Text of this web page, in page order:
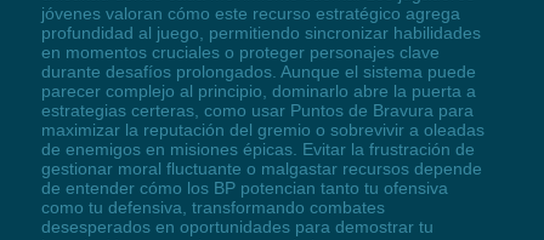
jóvenes valoran cómo este recurso estratégico agrega
profundidad al juego, permitiendo sincronizar habilidades
en momentos cruciales o proteger personajes clave
durante desafíos prolongados. Aunque el sistema puede
parecer complejo al principio, dominarlo abre la puerta a
estrategias certeras, como usar Puntos de Bravura para
maximizar la reputación del gremio o sobrevivir a oleadas
de enemigos en misiones épicas. Evitar la frustración de
gestionar moral fluctuante o malgastar recursos depende
de entender cómo los BP potencian tanto tu ofensiva
como tu defensiva, transformando combates
desesperados en oportunidades para demostrar tu